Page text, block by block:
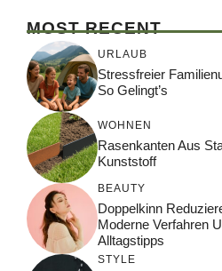
MOST RECENT
URLAUB
Stressfreier
So Gelingt’s
WOHNEN
Rasenkanten Aus
Kunststoff
BEAUTY
Doppelkinn
Moderne Verfahren
Alltagstipps
STYLE